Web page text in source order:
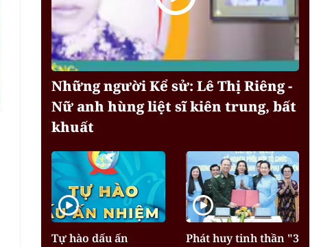
Những người Kể sử: Lê Thị Riêng -
Nữ anh hùng liệt sĩ kiên trung, bất
khuất
Tự hào dấu ấn
Phát huy tinh thần "3